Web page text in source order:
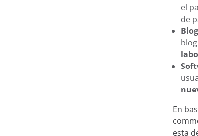
el
de
En
esta